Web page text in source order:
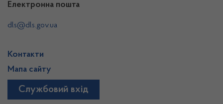
Електронна пошта
dls@dls.gov.ua
Контакти
Мапа сайту
Службовий вхід